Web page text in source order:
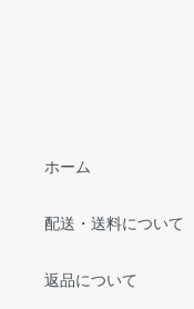
ホーム
配送・送料について
返品について